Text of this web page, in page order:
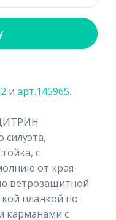
и арт.145965.
силуэта,
с
от края
ветрозащитной
планкой по
карманами с